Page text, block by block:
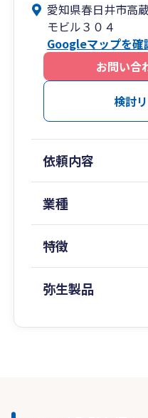
愛知県春日井市高
モビル３０４
Googleマップを確
お問い合
検討
依頼内容
業種
特徴
弥生製品